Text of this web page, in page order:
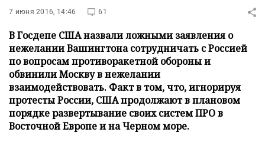
7 июня 2016, 14:46 61
В Госдепе США назвали ложными заявления о
нежелании Вашингтона сотрудничать с Россией
по вопросам противоракетной обороны и
обвинили Москву в нежелании
взаимодействовать. Факт в том, что, игнорируя
протесты России, США продолжают в плановом
порядке развертывание своих систем ПРО в
Восточной Европе и на Черном море.